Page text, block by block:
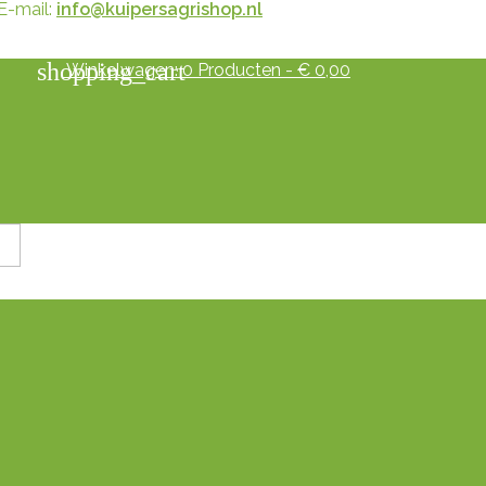
mail: info@kuipersagrishop.nl
shopping_cart
Winkelwagen: 0 Producten - € 0,00